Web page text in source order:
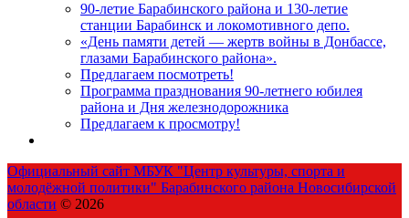
90-летие Барабинского района и 130-летие
станции Барабинск и локомотивного депо.
«День памяти детей — жертв войны в Донбассе,
глазами Барабинского района».
Предлагаем посмотреть!
Программа празднования 90-летнего юбилея
района и Дня железнодорожника
Предлагаем к просмотру!
Официальный сайт МБУК "Центр культуры, спорта и
молодёжной политики" Барабинского района Новосибирской
области © 2026